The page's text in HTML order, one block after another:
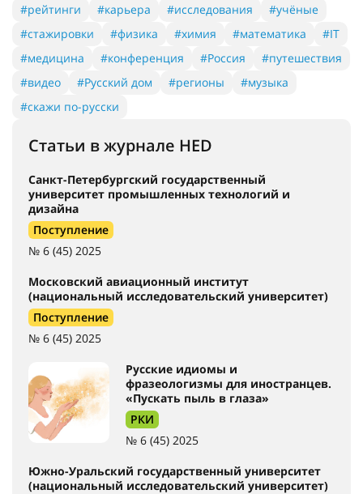
#рейтинги
#карьера #исследования
#учёные
#стажировки
#физика #химия #математика
#IT
#медицина
#конференция #Россия
#путешествия
#видео
#Русский дом #регионы
#музыка
#скажи по-русски
Статьи в журнале HED
Санкт-Петербургский государственный
университет промышленных технологий и
дизайна
Поступление
№ 6 (45) 2025
Московский авиационный институт
(национальный исследовательский университет)
Поступление
№ 6 (45) 2025
Русские идиомы и
фразеологизмы для иностранцев.
«Пускать пыль в глаза»
РКИ
№ 6 (45) 2025
Южно-Уральский государственный университет
(национальный исследовательский университет)